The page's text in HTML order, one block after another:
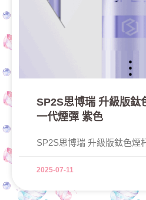
SP2S思博瑞 升級版鈦
一代煙彈 紫色
SP2S思博瑞 升級版鈦色煙
2025-07-11